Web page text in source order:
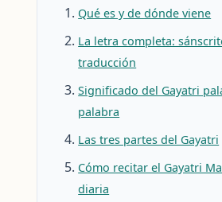
Qué es y de dónde viene
La letra completa:
traducción
Significado del Gayatri
palabra
Las tres partes del Gayatri
Cómo recitar el Gayatri
diaria